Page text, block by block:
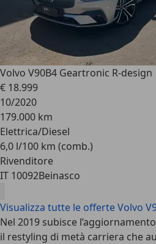
Volvo V90B4 Geartronic R-design
€ 18.999
10/2020
179.000 km
Elettrica/Diesel
6,0 l/100 km (comb.)
Rivenditore
IT 10092Beinasco
Visualizza tutte le offerte Volvo
Nel 2019 subisce
il restyling di metà carriera che